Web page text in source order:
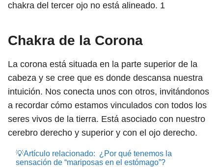
chakra del tercer ojo no está alineado. 1
Chakra de la Corona
La corona está situada en la parte superior de la
cabeza y se cree que es donde descansa nuestra
intuición. Nos conecta unos con otros, invitándonos
a recordar cómo estamos vinculados con todos los
seres vivos de la tierra. Está asociado con nuestro
cerebro derecho y superior y con el ojo derecho.
💡Artículo relacionado: ¿Por qué tenemos la
sensación de “mariposas en el estómago”?